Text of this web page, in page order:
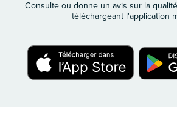
Consulte ou donne un avis sur la
téléchargeant l'application